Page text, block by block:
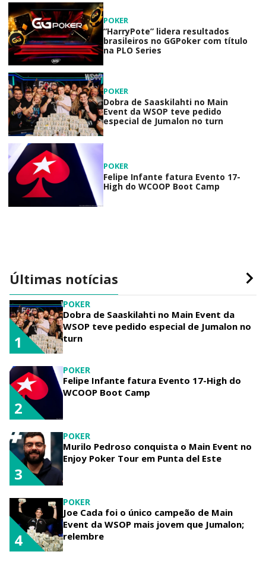
POKER
“HarryPote” lidera resultados
brasileiros no GGPoker com título
na PLO Series
POKER
Dobra de Saaskilahti no Main
Event da WSOP teve pedido
especial de Jumalon no turn
POKER
Felipe Infante fatura Evento 17-
High do WCOOP Boot Camp
Últimas notícias
POKER
Dobra de Saaskilahti no Main Event da
WSOP teve pedido especial de Jumalon no
turn
1
POKER
Felipe Infante fatura Evento 17-High do
WCOOP Boot Camp
2
POKER
Murilo Pedroso conquista o Main Event no
Enjoy Poker Tour em Punta del Este
3
POKER
Joe Cada foi o único campeão de Main
Event da WSOP mais jovem que Jumalon;
relembre
4